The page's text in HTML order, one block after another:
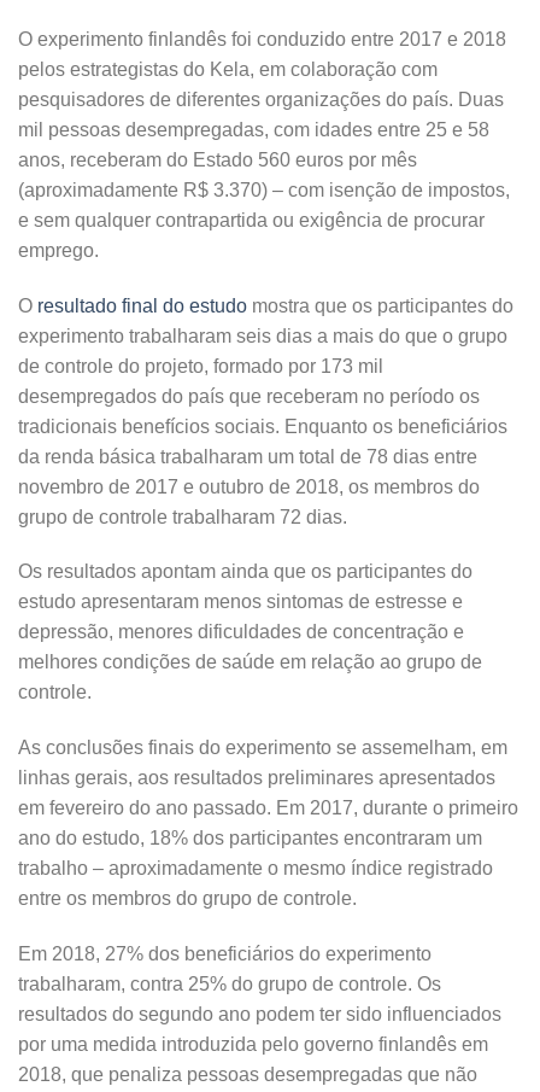
O experimento finlandês foi conduzido entre 2017 e 2018
pelos estrategistas do Kela, em colaboração com
pesquisadores de diferentes organizações do país. Duas
mil pessoas desempregadas, com idades entre 25 e 58
anos, receberam do Estado 560 euros por mês
(aproximadamente R$ 3.370) – com isenção de impostos,
e sem qualquer contrapartida ou exigência de procurar
emprego.
O resultado final do estudo mostra que os participantes do
experimento trabalharam seis dias a mais do que o grupo
de controle do projeto, formado por 173 mil
desempregados do país que receberam no período os
tradicionais benefícios sociais. Enquanto os beneficiários
da renda básica trabalharam um total de 78 dias entre
novembro de 2017 e outubro de 2018, os membros do
grupo de controle trabalharam 72 dias.
Os resultados apontam ainda que os participantes do
estudo apresentaram menos sintomas de estresse e
depressão, menores dificuldades de concentração e
melhores condições de saúde em relação ao grupo de
controle.
As conclusões finais do experimento se assemelham, em
linhas gerais, aos resultados preliminares apresentados
em fevereiro do ano passado. Em 2017, durante o primeiro
ano do estudo, 18% dos participantes encontraram um
trabalho – aproximadamente o mesmo índice registrado
entre os membros do grupo de controle.
Em 2018, 27% dos beneficiários do experimento
trabalharam, contra 25% do grupo de controle. Os
resultados do segundo ano podem ter sido influenciados
por uma medida introduzida pelo governo finlandês em
2018, que penaliza pessoas desempregadas que não